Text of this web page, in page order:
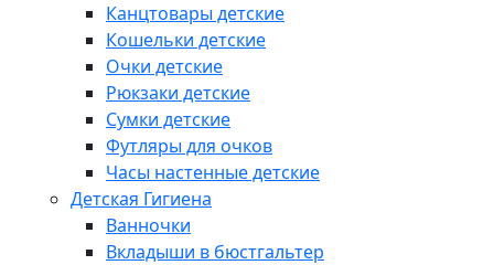
Канцтовары детские
Кошельки детские
Очки детские
Рюкзаки детские
Сумки детские
Футляры для очков
Часы настенные детские
Детская Гигиена
Ванночки
Вкладыши в бюстгальтер